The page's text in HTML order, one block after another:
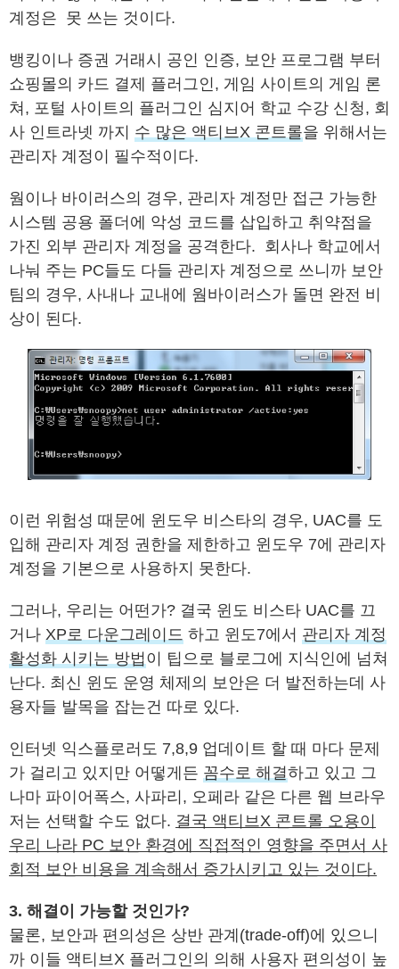
계정은 못 쓰는 것이다.
뱅킹이나 증권 거래시 공인 인증, 보안 프로그램 부터
쇼핑몰의 카드 결제 플러그인, 게임 사이트의 게임 론
쳐, 포털 사이트의 플러그인 심지어 학교 수강 신청, 회
사 인트라넷 까지 수 많은 액티브X 콘트롤을 위해서는
관리자 계정이 필수적이다.
웜이나 바이러스의 경우, 관리자 계정만 접근 가능한
시스템 공용 폴더에 악성 코드를 삽입하고 취약점을
가진 외부 관리자 계정을 공격한다. 회사나 학교에서
나눠 주는 PC들도 다들 관리자 계정으로 쓰니까 보안
팀의 경우, 사내나 교내에 웜바이러스가 돌면 완전 비
상이 된다.
이런 위험성 때문에 윈도우 비스타의 경우, UAC를 도
입해 관리자 계정 권한을 제한하고 윈도우 7에 관리자
계정을 기본으로 사용하지 못한다.
그러나, 우리는 어떤가? 결국 윈도 비스타 UAC를 끄
거나 XP로 다운그레이드 하고 윈도7에서 관리자 계정
활성화 시키는 방법 이 팁으로 블로그에 지식인에 넘쳐
난다. 최신 윈도 운영 체제의 보안은 더 발전하는데 사
용자들 발목을 잡는건 따로 있다.
인터넷 익스플로러도 7,8,9 업데이트 할 때 마다 문제
가 걸리고 있지만 어떻게든 꼼수로 해결하고 있고 그
나마 파이어폭스, 사파리, 오페라 같은 다른 웹 브라우
저는 선택할 수도 없다. 결국 액티브X 콘트롤 오용이
우리 나라 PC 보안 환경에 직접적인 영향을 주면서 사
회적 보안 비용을 계속해서 증가시키고 있는 것이다.
3. 해결이 가능할 것인가?
물론, 보안과 편의성은 상반 관계(trade-off)에 있으니
까 이들 액티브X 플러그인의 의해 사용자 편의성이 높